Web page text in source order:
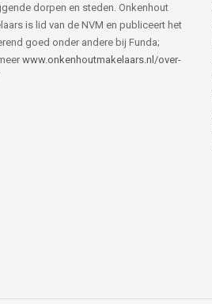
dorpen en steden. Onkenhout
is lid van de NVM en publiceert het
goed onder andere bij Funda;
www.onkenhoutmakelaars.nl/over-